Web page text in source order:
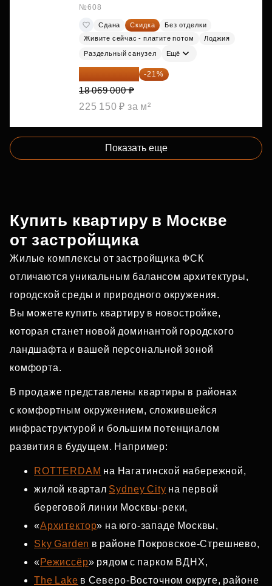
№608
Сдана Скидка
Без отделки
Живите сейчас - платите потом
Лоджия
Раздельный санузел Ещё
14 274 510 ₽ -21%
18 069 000 ₽
225 150 ₽ за м²
Показать еще
Купить квартиру в Москве
от застройщика
Жилые комплексы от застройщика ФСК
отличаются уникальным балансом архитектуры,
городской среды и природного окружения.
Вы можете купить квартиру в новостройке,
которая станет новой доминантой городского
ландшафта и вашей персональной зоной
комфорта.
В продаже представлены квартиры в районах
с комфортным окружением, сложившейся
инфраструктурой и большим потенциалом
развития в будущем. Например:
ROTTERDAM на Нагатинской набережной,
жилой квартал Sydney City на первой
береговой линии Москвы‑реки,
«Архитектор» на юго‑западе Москвы,
Sky Garden в районе Покровское‑Стрешнево,
«Режиссёр» рядом с парком ВДНХ,
The Lake в Северо‑Восточном округе, районе